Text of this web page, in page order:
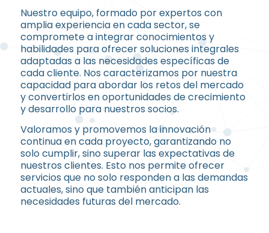
Nuestro equipo, formado por expertos con
amplia experiencia en cada sector, se
compromete a integrar conocimientos y
habilidades para ofrecer soluciones integrales
adaptadas a las necesidades específicas de
cada cliente. Nos caracterizamos por nuestra
capacidad para abordar los retos del mercado
y convertirlos en oportunidades de crecimiento
y desarrollo para nuestros socios.
Valoramos y promovemos la innovación
continua en cada proyecto, garantizando no
solo cumplir, sino superar las expectativas de
nuestros clientes. Esto nos permite ofrecer
servicios que no solo responden a las demandas
actuales, sino que también anticipan las
necesidades futuras del mercado.